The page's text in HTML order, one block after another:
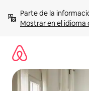
contenidoMostrar en el idioma